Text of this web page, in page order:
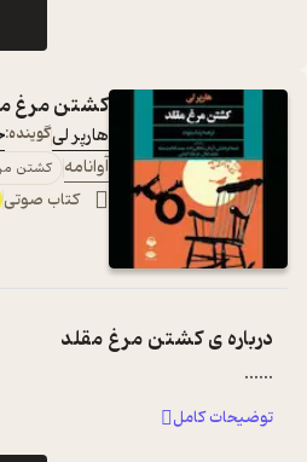
کشتن مرغ
هارپر لیگوینده:
آوانامه
کشتن
کتاب صوتی
درباره یکشتن مرغ مقلد
...
...
توضیحات کامل